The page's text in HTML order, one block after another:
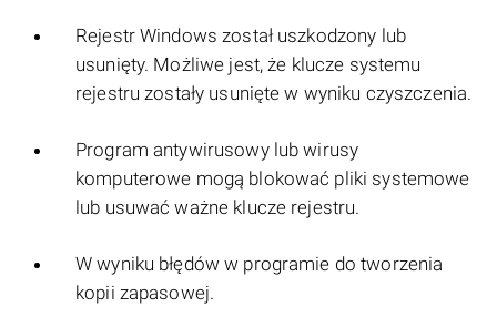
Rejestr Windows został uszkodzony lub
usunięty. Możliwe jest, że klucze systemu
rejestru zostały usunięte w wyniku czyszczenia.
Program antywirusowy lub wirusy
komputerowe mogą blokować pliki systemowe
lub usuwać ważne klucze rejestru.
W wyniku błędów w programie do tworzenia
kopii zapasowej.